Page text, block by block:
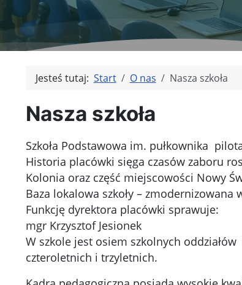
Jesteś tutaj: Start O nas Nasza szkoła
Nasza szkoła
Szkoła Podstawowa im. pułkownika
Historia placówki sięga czasów zaboru
Kolonia oraz część miejscowości Nowy
Baza lokalowa szkoły –
Funkcję dyrektora placówki sprawuje:
mgr Krzysztof Jesionek
W szkole jest osiem szkolnych
czteroletnich i trzyletnich.